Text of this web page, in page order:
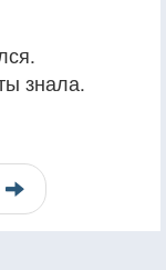
знала.